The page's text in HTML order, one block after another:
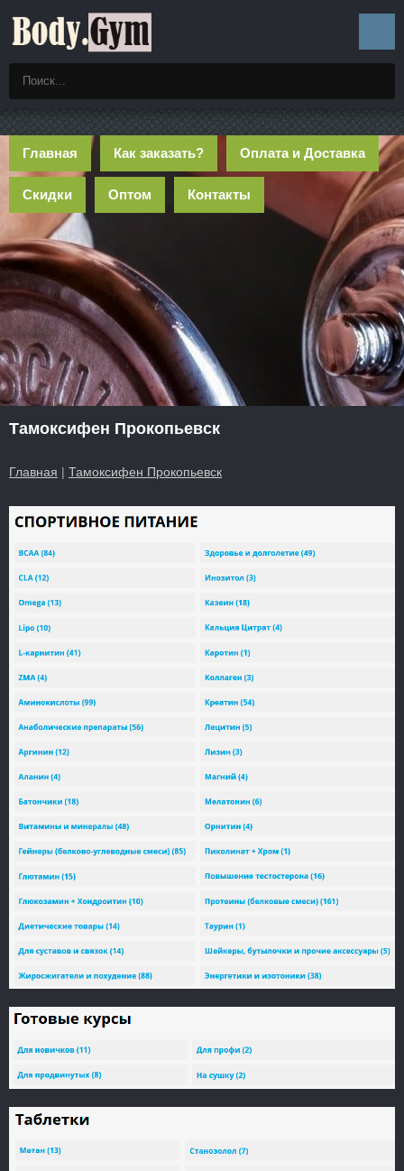
Главная Как заказать? Оплата и Доставка
Скидки Оптом Контакты
Тамоксифен Прокопьевск
Главная | Тамоксифен Прокопьевск